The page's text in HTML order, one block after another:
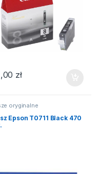
zł
oryginalne
Epson T0711 Black 470